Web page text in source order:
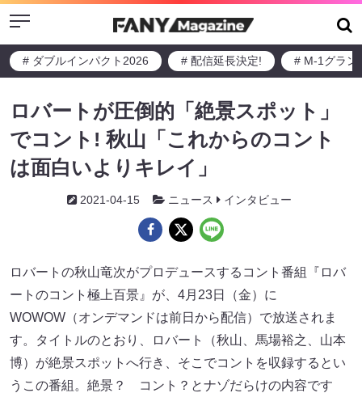
Menu
# ダブルインパクト2026 # 配信延長決定! # M-1グラン
ロバートが圧倒的「絶景スポット」
でコント! 秋山「これからのコント
は面白いよりキレイ」
2021-04-15 ニュース インタビュー
ロバートの秋山竜次がプロデュースするコント番組『ロバ
ートのコント極上百景』が、4月23日（金）に
WOWOW（オンデマンドは前日から配信）で放送されま
す。タイトルのとおり、ロバート（秋山、馬場裕之、山本
博）が絶景スポットへ行き、そこでコントを収録するとい
うこの番組。絶景？ コント？とナゾだらけの内容です